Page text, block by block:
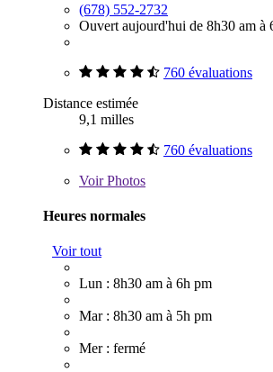
(678) 552-2732
Ouvert aujourd'hui de 8h30 am à
760 évaluations
Distance estimée
9,1 milles
760 évaluations
VoirPhotos
Heures normales
Voir tout
Lun : 8h30 am à 6h pm
Mar : 8h30 am à 5h pm
Mer : fermé